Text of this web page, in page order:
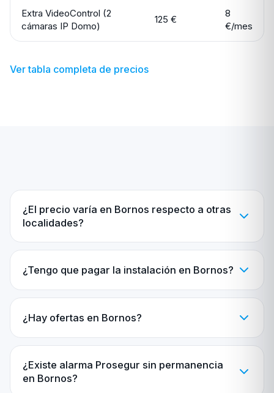
Extra VideoControl (2
cámaras IP Domo)
125 €
8
€/mes
Ver tabla completa de precios
¿El precio varía en Bornos respecto a otras
localidades?
¿Tengo que pagar la instalación en Bornos?
¿Hay ofertas en Bornos?
¿Existe alarma Prosegur sin permanencia
en Bornos?